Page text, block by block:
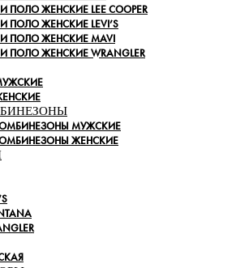
ПОЛО ЖЕНСКИЕ LEE COOPER
ПОЛО ЖЕНСКИЕ LEVI’S
ПОЛО ЖЕНСКИЕ MAVI
ПОЛО ЖЕНСКИЕ WRANGLER
МУЖСКИЕ
ЖЕНСКИЕ